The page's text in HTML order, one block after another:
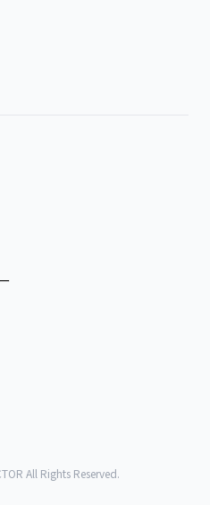
All Rights Reserved.